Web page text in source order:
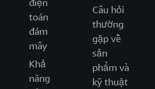
điện
toán
đám
mây
Khả
năng
Câu hỏi
thường
gặp về
sản
phẩm và
kỹ thuật